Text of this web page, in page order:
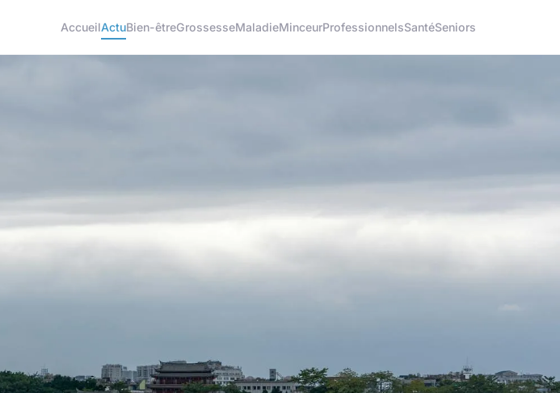
AccueilActuBien-êtreGrossesseMaladieMinceurProfessionnelsSantéSeniors